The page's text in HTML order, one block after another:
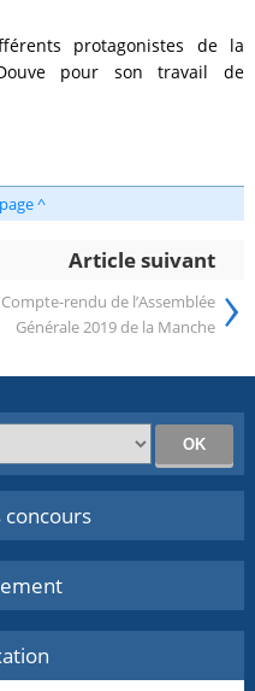
protagonistes de la
pour son travail de
^
Article suivant
Compte-rendu de l’Assemblée
Générale 2019 de la Manche ›
concours